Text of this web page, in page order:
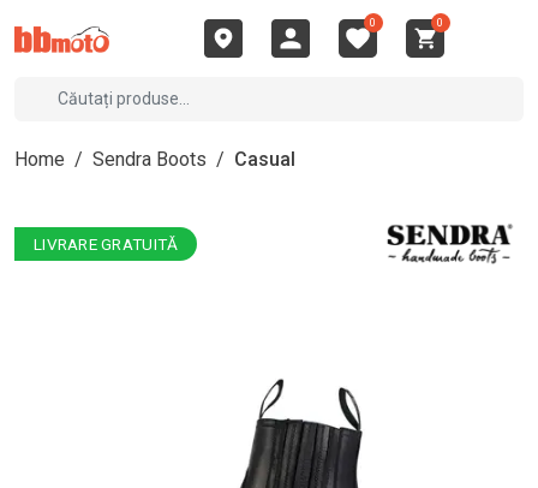
0 0
Home / Sendra Boots / Casual
LIVRARE GRATUITĂ